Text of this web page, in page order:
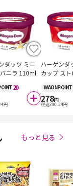
ダッツ ミニ
ニラ 110ml
20
円
ハーゲンダ
カップ ス
WAONPOINT
278円
税込300.24円
もっと見る